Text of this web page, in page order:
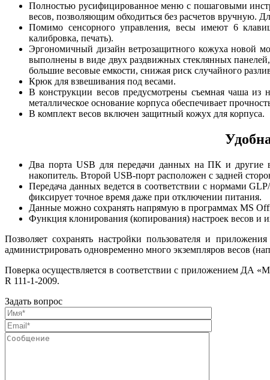
Полностью русифицированное меню с пошаговыми
весов, позволяющим обходиться без расчетов вручную.
Помимо сенсорного управления, весы имеют 6
калибровка, печать).
Эргономичный дизайн ветрозащитного кожуха новой
выполнены в виде двух раздвижных стеклянных
большие весовые емкости, снижая риск случайного
Крюк для взвешивания под весами.
В конструкции весов предусмотрены съемная чаша из
металлическое основание корпуса обеспечивает
В комплект весов включен защитный кожух для корпуса.
Два порта USB для передачи данных на ПК и другие
накопитель. Второй USB-порт расположен с задней
Передача данных ведется в соответствии с нормами
фиксирует точное время даже при отключении питания.
Данные можно сохранять напрямую в программах MS
Функция клонирования (копирования) настроек весов и
Позволяет сохранять настройки пользователя и
администрировать одновременно много экземпляров весов
Поверка осуществляется в соответствии с приложением ДА
R 111-1-2009.
Задать вопрос